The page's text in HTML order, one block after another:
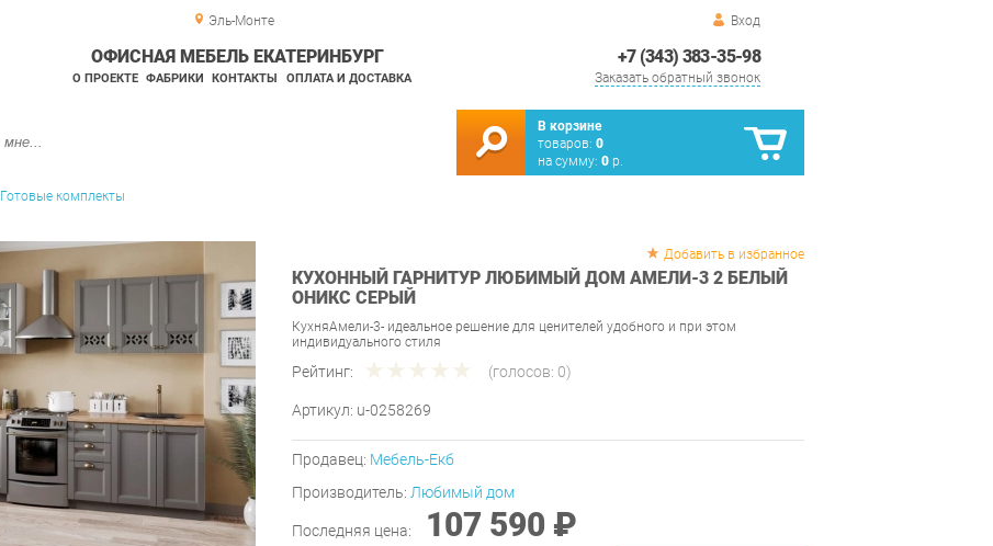
Эль-Монте Вход
+7 (343) 383-35-98
Заказать обратный звонок
ОФИСНАЯ МЕБЕЛЬ ЕКАТЕРИНБУРГ
О ПРОЕКТЕ ФАБРИКИ КОНТАКТЫ ОПЛАТА И ДОСТАВКА
В корзине
товаров: 0
на сумму: 0 р.
Готовые комплекты
Добавить в избранное
КУХОННЫЙ ГАРНИТУР ЛЮБИМЫЙ ДОМ АМЕЛИ-3 2 БЕЛЫЙ
ОНИКС СЕРЫЙ
КухняАмели-3- идеальное решение для ценителей удобного и при этом
индивидуального стиля
Рейтинг: (голосов: 0)
Артикул: u-0258269
Продавец: Мебель-Екб
Производитель: Любимый дом
Последняя цена: 107 590 ₽